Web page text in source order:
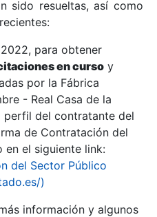
sido resueltas, así como
para obtener
en curso y
por la Fábrica
- Real Casa de la
perfil del contratante del
de Contratación del
en el siguiente link:
del Sector Público
)
información y algunos